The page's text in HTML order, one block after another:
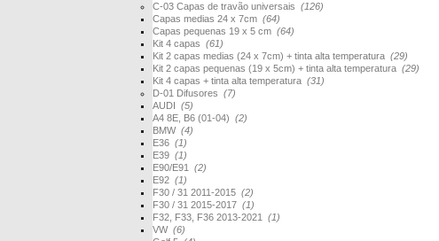
C-03 Capas de travão universais (126)
Capas medias 24 x 7cm (64)
Capas pequenas 19 x 5 cm (64)
Kit 4 capas (61)
Kit 2 capas medias (24 x 7cm) + tinta alta temperatura (29)
Kit 2 capas pequenas (19 x 5cm) + tinta alta temperatura (29)
Kit 4 capas + tinta alta temperatura (31)
D-01 Difusores (7)
AUDI (5)
A4 8E, B6 (01-04) (2)
BMW (4)
E36 (1)
E39 (1)
E90/E91 (2)
E92 (1)
F30 / 31 2011-2015 (2)
F30 / 31 2015-2017 (1)
F32, F33, F36 2013-2021 (1)
VW (6)